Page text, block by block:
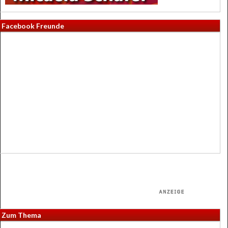
Facebook Freunde
Zum Thema